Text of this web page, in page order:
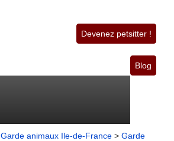
Devenez petsitter !
Blog
Garde animaux Ile-de-France > Garde